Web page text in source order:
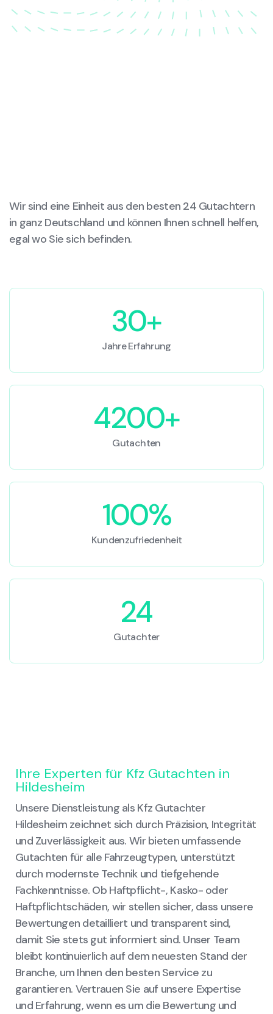
Wir sind eine Einheit aus den besten 24 Gutachtern
in ganz Deutschland und können Ihnen schnell helfen,
egal wo Sie sich befinden.
30+
Jahre Erfahrung
4200+
Gutachten
100%
Kundenzufriedenheit
24
Gutachter
Ihre Experten für Kfz Gutachten in
Hildesheim
Unsere Dienstleistung als Kfz Gutachter
Hildesheim zeichnet sich durch Präzision, Integrität
und Zuverlässigkeit aus. Wir bieten umfassende
Gutachten für alle Fahrzeugtypen, unterstützt
durch modernste Technik und tiefgehende
Fachkenntnisse. Ob Haftpflicht-, Kasko- oder
Haftpflichtschäden, wir stellen sicher, dass unsere
Bewertungen detailliert und transparent sind,
damit Sie stets gut informiert sind. Unser Team
bleibt kontinuierlich auf dem neuesten Stand der
Branche, um Ihnen den besten Service zu
garantieren. Vertrauen Sie auf unsere Expertise
und Erfahrung, wenn es um die Bewertung und